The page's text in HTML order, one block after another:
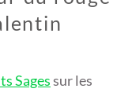
Sagessur les